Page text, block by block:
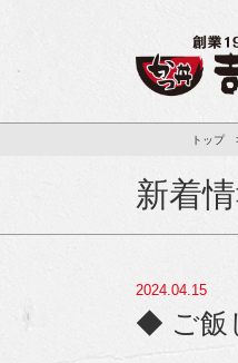
トップ
新着
2024.04.15
◆ ご飯